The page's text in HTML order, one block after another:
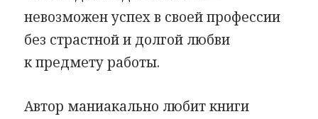
невозможен успех в своей профессии
без страстной и долгой любви
к предмету работы.
Автор маниакально любит книги